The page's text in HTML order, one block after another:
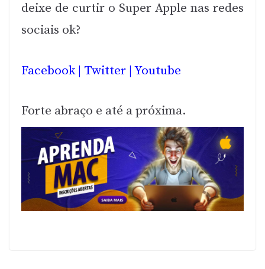
deixe de curtir o Super Apple nas redes
sociais ok?
Facebook| Twitter | Youtube
Forte abraço e até a próxima.